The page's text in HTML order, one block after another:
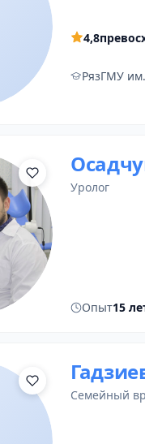
4,8
РязГМУ
уролог
Опыт15
семейный